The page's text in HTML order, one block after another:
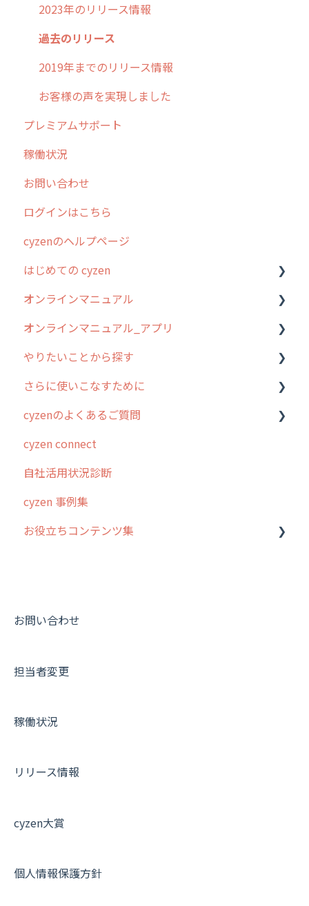
2023年のリリース情報
過去のリリース
2019年までのリリース情報
お客様の声を実現しました
プレミアムサポート
稼働状況
お問い合わせ
ログインはこちら
cyzenのヘルプページ
はじめての cyzen
0. はじめてのcyzenの使い方
1. cyzenについて知ろう
2. 主要機能の概要
3. cyzenの位置情報取得について
4. cyzen利用前の準備：システム管理者編
5. 基本的な使い方：システム管理者編
6. 基本的な使い方：ユーザー編
7. 初心者向けよくある質問集
8. 用語集
【業界業種別】cyzen設定方法
オンラインマニュアル
管理サイトの使い始め
ユーザー・グループ管理
行動管理
予定管理
スポット
ステータス・主観
報告書・行動種別
勤怠管理
帳票出力
商品
オンラインマニュアル_アプリ
アプリの使い始め
ホーム画面
スポット
報告閲覧
予定
日報
履歴
パフォーマンス
お知らせ
やりたいことから探す
行動管理
勤怠管理
予定管理
スポット
ステータス・主観
報告書・行動種別
活動通知
商品
さらに使いこなすために
はじめに
スポット・ステータス関連オプション
交通費自動計算
安全走行支援
写真管理・高画質化
その他オプション
契約・その他
cyzenのよくあるご質問
ログインについて
グループ・ユーザーについて
GPS・位置情報 について
ルート自動記録 について
報告書について
メンバー画面について
その他よくある質問
cyzen connect
自社活用状況診断
cyzen 事例集
お役立ちコンテンツ集
動画集：共通
お問い合わせ
担当者変更
稼働状況
リリース情報
cyzen大賞
個人情報保護方針